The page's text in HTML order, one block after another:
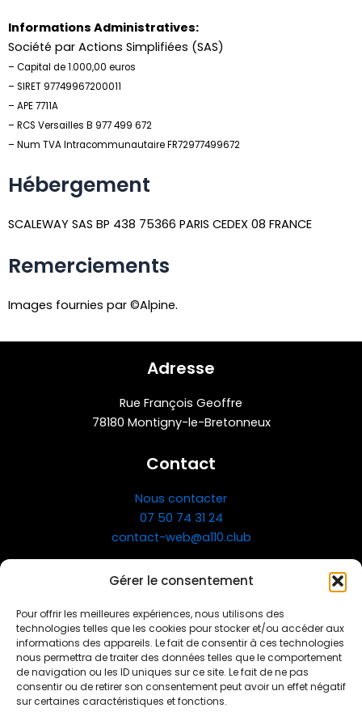
Gérer le consentement
Pour offrir les meilleures expériences, nous utilisons des
technologies telles que les cookies pour stocker et/ou accéder aux
informations des appareils. Le fait de consentir à ces technologies
nous permettra de traiter des données telles que le comportement
de navigation ou les ID uniques sur ce site. Le fait de ne pas
consentir ou de retirer son consentement peut avoir un effet négatif
sur certaines caractéristiques et fonctions.
Informations Administratives:
Société par Actions Simplifiées (SAS)
– Capital de 1.000,00 euros
– SIRET 97749967200011
– APE 7711A
– RCS Versailles B 977 499 672
– Num TVA Intracommunautaire FR72977499672
Hébergement
SCALEWAY SAS BP 438 75366 PARIS CEDEX 08 FRANCE
Remerciements
Images fournies par ©Alpine.
Adresse
Rue François Geoffre
78180 Montigny-le-Bretonneux
Contact
Nous contacter
07 50 74 31 24
contact-web@a110.club
Qui sommes nous ?